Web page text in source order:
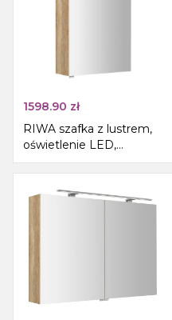
1598.90 zł
RIWA szafka z lustrem,
oświetlenie LED,
50x70x17cm, dąb
Alabama